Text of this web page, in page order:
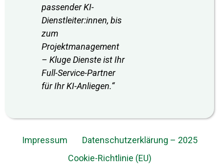
passender KI-
Dienstleiter:innen, bis
zum
Projektmanagement
– Kluge Dienste ist Ihr
Full-Service-Partner
für Ihr KI-Anliegen.“
Impressum
Datenschutzerklärung – 2025
Cookie-Richtlinie (EU)